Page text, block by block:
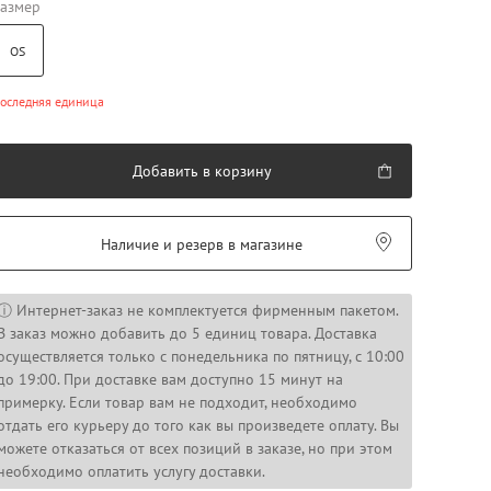
OS
единица
Добавить в корзину
Наличие и резерв в магазине
Интернет-заказ не комплектуется фирменным пакетом.
заказ можно добавить до 5 единиц товара. Доставка
только с понедельника по пятницу, с 10:00
19:00. При доставке вам доступно 15 минут на
Если товар вам не подходит, необходимо
его курьеру до того как вы произведете оплату. Вы
отказаться от всех позиций в заказе, но при этом
оплатить услугу доставки.